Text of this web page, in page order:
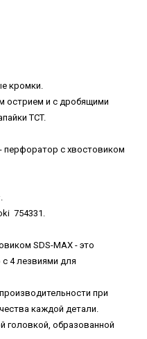
кромки.
острием и с дробящими
TCT.
перфоратор с хвостовиком
754331.
SDS-MAX - это
4 лезвиями для
при
каждой детали.
головкой, образованной